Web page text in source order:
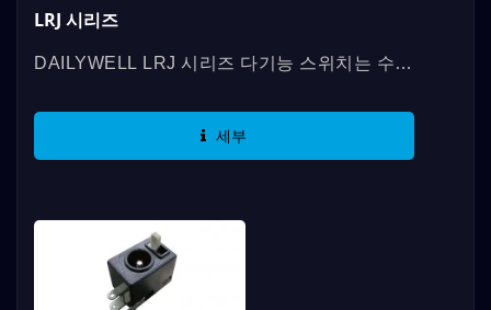
LRJ 시리즈
DAILYWELL LRJ 시리즈 다기능 스위치는 수평
니다. 최대 5A/15VDC의 접촉 등급을...
세부